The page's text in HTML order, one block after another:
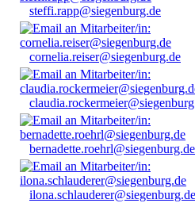
steffi.rapp@siegenburg.de
cornelia.reiser@siegenburg.de
bernadette.roehrl@siegenburg.de
ilona.schlauderer@siegenburg.de